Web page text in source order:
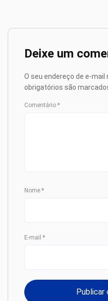
Deixe um
O seu endereço de e-mail
obrigatórios são
Comentário *
Nome *
E-mail *